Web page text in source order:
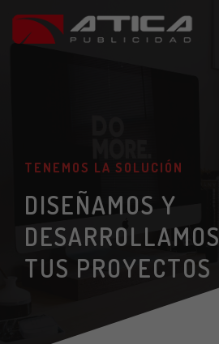
TENEMOS LA SOLUCIÓN
DISEÑAMOS Y
DESARROLLAMOS
TUS PROYECTOS